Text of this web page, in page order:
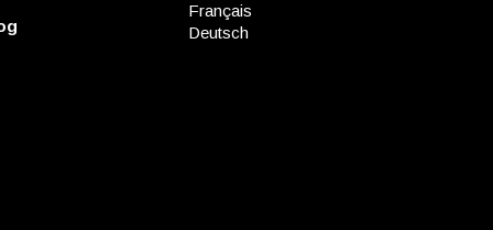
Français
Deutsch